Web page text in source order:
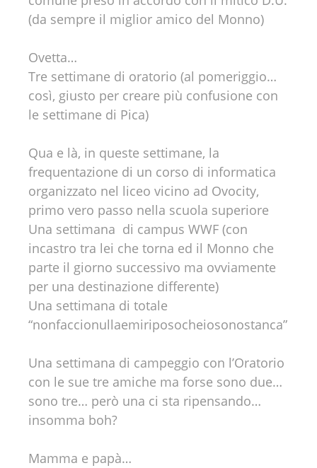
(da sempre il miglior amico del Monno)
Ovetta…
Tre settimane di oratorio (al pomeriggio…
così, giusto per creare più confusione con
le settimane di Pica)
Qua e là, in queste settimane, la
frequentazione di un corso di informatica
organizzato nel liceo vicino ad Ovocity,
primo vero passo nella scuola superiore
Una settimana di campus WWF (con
incastro tra lei che torna ed il Monno che
parte il giorno successivo ma ovviamente
per una destinazione differente)
Una settimana di totale
“nonfaccionullaemiriposocheiosonostanca”
Una settimana di campeggio con l’Oratorio
con le sue tre amiche ma forse sono due…
sono tre… però una ci sta ripensando…
insomma boh?
Mamma e papà…